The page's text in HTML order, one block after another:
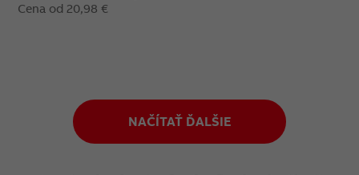
Cena od 20,98 €
NAČÍTAŤ ĎALŠIE